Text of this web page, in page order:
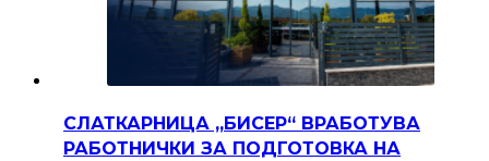
СЛАТКАРНИЦА „БИСЕР“ ВРАБОТУВА
РАБОТНИЧКИ ЗА ПОДГОТОВКА НА